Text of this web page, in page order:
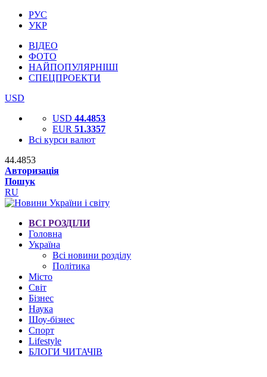
РУС
УКР
ВІДЕО
ФОТО
НАЙПОПУЛЯРНІШІ
СПЕЦПРОЕКТИ
USD
USD 44.4853
EUR 51.3357
Всі курси валют
44.4853
Авторизація
Пошук
RU
ВСІ РОЗДІЛИ
Головна
Україна
Всі новини розділу
Політика
Місто
Світ
Бізнес
Наука
Шоу-бізнес
Спорт
Lifestyle
БЛОГИ ЧИТАЧІВ